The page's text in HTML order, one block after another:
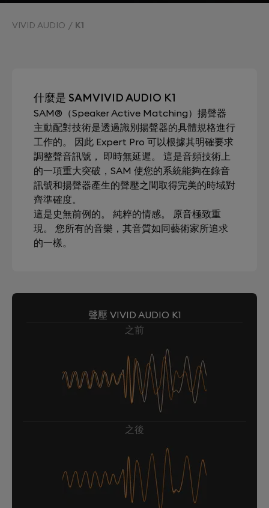
VIVID AUDIO K1
什麼是 SAMVIVID AUDIO K1
SAM®（Speaker Active Matching）揚聲器
主動配對技術是透過識別揚聲器的具體規格進行
工作的。 因此 Expert Pro 可以根據其明確要求
調整聲音訊號， 即時無延遲。 這是音頻技術上
的一項重大突破，SAM 使您的系統能夠在錄音
訊號和揚聲器產生的聲壓之間取得完美的時域對
齊準確度。
這是史無前例的。 純粹的情感。 原音極致重
現。 您所有的音樂，其音質如同藝術家所追求
的一樣。
聲壓 VIVID AUDIO K1
之前
之後